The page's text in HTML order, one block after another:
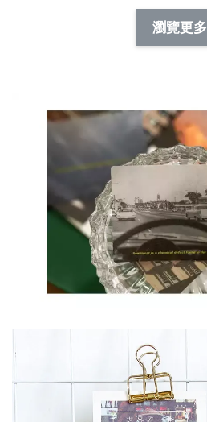
NT$ 19.00
NT$ 66.00
瀏覽更多